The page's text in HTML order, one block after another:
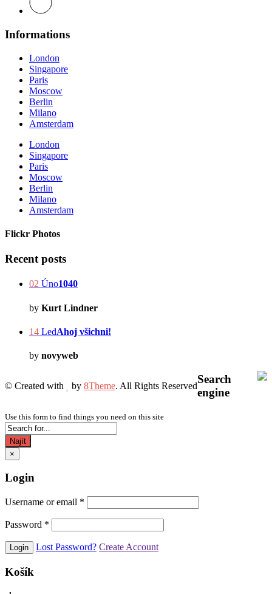
Informations
London
Singapore
Paris
Moscow
Berlin
Milano
Amsterdam
London
Singapore
Paris
Moscow
Berlin
Milano
Amsterdam
Flickr Photos
Recent posts
02 Úno1040
by Kurt Lindner
14 LedAhoj všichni!
by novyweb
© Created with by 8Theme. All Rights Reserved
Search
engine
Use this form to find things you need on this site
Najít
×
Login
Username or email *
Password *
Lost Password? Create Account
Košík